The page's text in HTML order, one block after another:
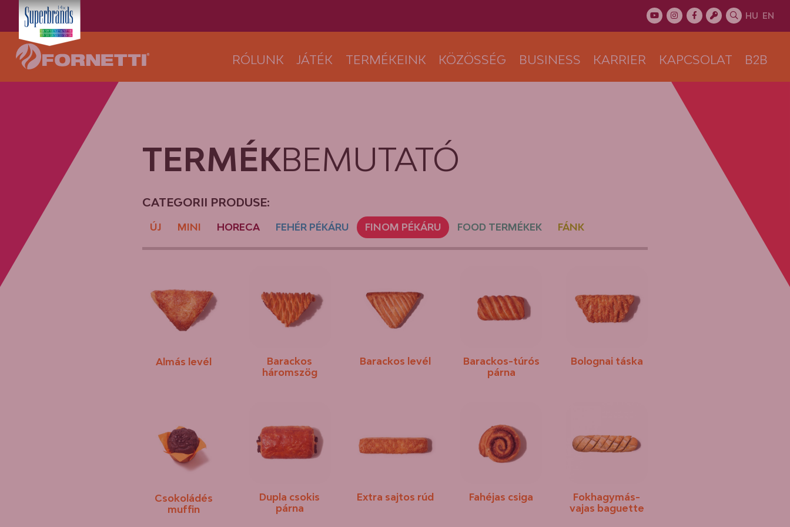
HU EN
RÓLUNK JÁTÉK TERMÉKEINK KÖZÖSSÉG BUSINESS KARRIER KAPCSOLAT B2B
TERMÉKBEMUTATÓ
CATEGORII PRODUSE:
ÚJ MINI HORECA FEHÉR PÉKÁRU FINOM PÉKÁRU FOOD TERMÉKEK FÁNK
Almás levél
Barackos
háromszög
Barackos levél
Barackos-túrós
párna
Bolognai táska
Csokoládés
muffin
Dupla csokis
párna
Extra sajtos rúd Fahéjas csiga
Fokhagymás-
vajas baguette